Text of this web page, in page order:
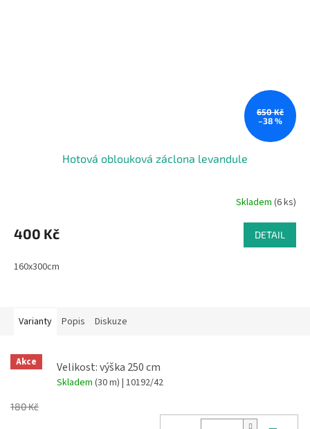
650 Kč
–38 %
Hotová oblouková záclona levandule
Skladem (6 ks)
400 Kč DETAIL
160x300cm
Varianty Popis Diskuze
Akce Velikost: výška 250 cm
Skladem (30 m) | 10192/42
180 Kč